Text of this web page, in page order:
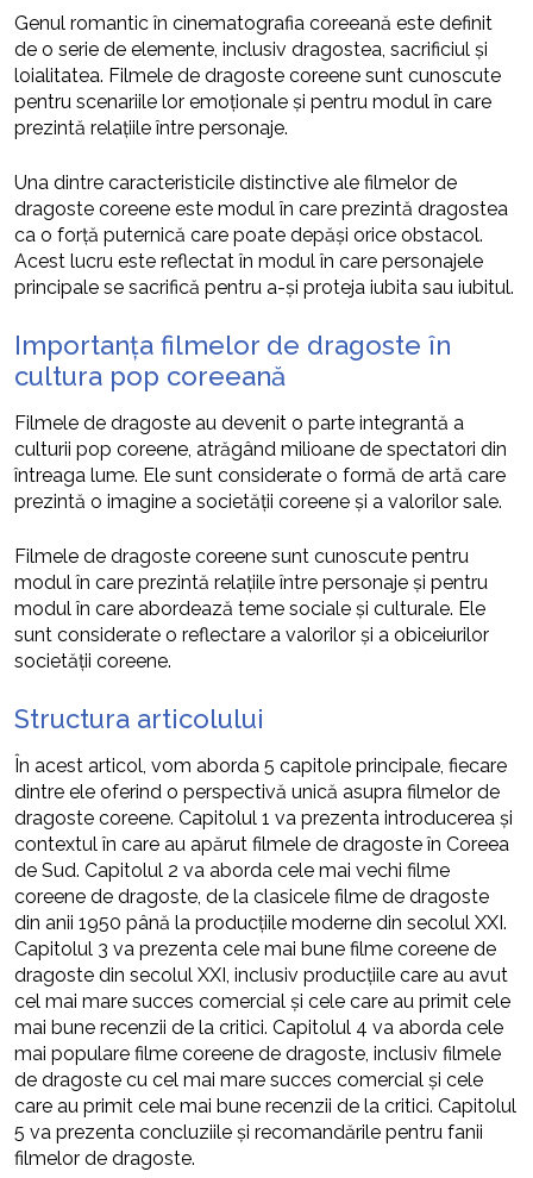
Genul romantic în cinematografia coreeană este definit
de o serie de elemente, inclusiv dragostea, sacrificiul și
loialitatea. Filmele de dragoste coreene sunt cunoscute
pentru scenariile lor emoționale și pentru modul în care
prezintă relațiile între personaje.
Una dintre caracteristicile distinctive ale filmelor de
dragoste coreene este modul în care prezintă dragostea
ca o forță puternică care poate depăși orice obstacol.
Acest lucru este reflectat în modul în care personajele
principale se sacrifică pentru a-și proteja iubita sau iubitul.
Importanța filmelor de dragoste în
cultura pop coreeană
Filmele de dragoste au devenit o parte integrantă a
culturii pop coreene, atrăgând milioane de spectatori din
întreaga lume. Ele sunt considerate o formă de artă care
prezintă o imagine a societății coreene și a valorilor sale.
Filmele de dragoste coreene sunt cunoscute pentru
modul în care prezintă relațiile între personaje și pentru
modul în care abordează teme sociale și culturale. Ele
sunt considerate o reflectare a valorilor și a obiceiurilor
societății coreene.
Structura articolului
În acest articol, vom aborda 5 capitole principale, fiecare
dintre ele oferind o perspectivă unică asupra filmelor de
dragoste coreene. Capitolul 1 va prezenta introducerea și
contextul în care au apărut filmele de dragoste în Coreea
de Sud. Capitolul 2 va aborda cele mai vechi filme
coreene de dragoste, de la clasicele filme de dragoste
din anii 1950 până la producțiile moderne din secolul XXI.
Capitolul 3 va prezenta cele mai bune filme coreene de
dragoste din secolul XXI, inclusiv producțiile care au avut
cel mai mare succes comercial și cele care au primit cele
mai bune recenzii de la critici. Capitolul 4 va aborda cele
mai populare filme coreene de dragoste, inclusiv filmele
de dragoste cu cel mai mare succes comercial și cele
care au primit cele mai bune recenzii de la critici. Capitolul
5 va prezenta concluziile și recomandările pentru fanii
filmelor de dragoste.